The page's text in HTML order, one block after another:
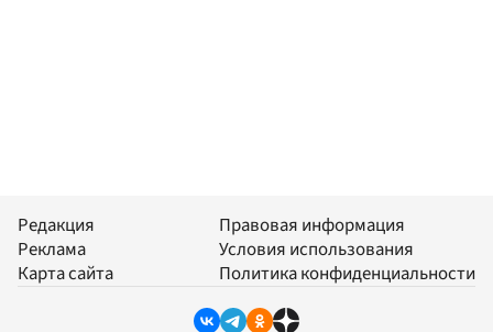
Редакция
Реклама
Карта сайта
Правовая информация
Условия использования
Политика конфиденциальности